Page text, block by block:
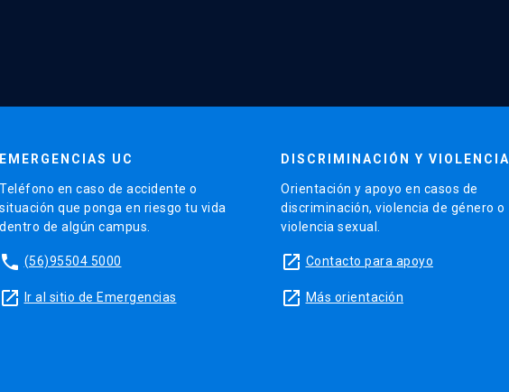
EMERGENCIAS UC
Teléfono en caso de accidente o
situación que ponga en riesgo tu vida
dentro de algún campus.
phone (56)95504 5000
launch Ir al sitio de Emergencias
DISCRIMINACIÓN Y VIOLENCIA
Orientación y apoyo en casos de
discriminación, violencia de género o
violencia sexual.
launch Contacto para apoyo
launch Más orientación